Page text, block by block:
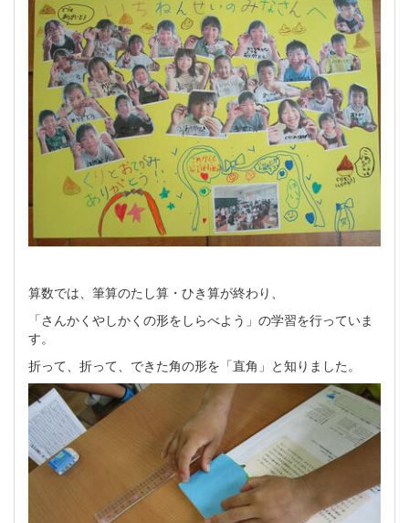
算数では、筆算のたし算・ひき算が終わり、
「さんかくやしかくの形をしらべよう」の学習を行っていま
す。
折って、折って、できた角の形を「直角」と知りました。